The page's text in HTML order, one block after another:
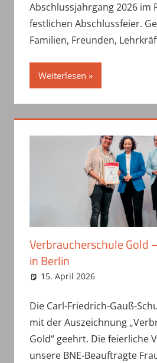
Abschlussjahrgang 2026 im
festlichen Abschlussfeier.
Familien, Freunden,
Weiterlesen
Verbraucherschule Gold
in Berlin
15. April 2026
Die Carl-Friedrich-Gauß-
mit der Auszeichnung
Gold“ geehrt. Die feierliche
unsere BNE-Beauftragte